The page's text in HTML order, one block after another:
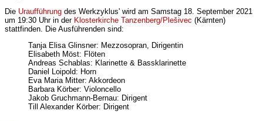
Die Uraufführung des Werkzyklus' wird am Samstag 18. September 2021
um 19:30 Uhr in der Klosterkirche Tanzenberg/Plešivec (Kärnten)
stattfinden. Die Ausführenden sind:
Tanja Elisa Glinsner: Mezzosopran, Dirigentin
Elisabeth Möst: Flöten
Andreas Schablas: Klarinette & Bassklarinette
Daniel Loipold: Horn
Eva Maria Mitter: Akkordeon
Barbara Körber: Violoncello
Jakob Gruchmann-Bernau: Dirigent
Till Alexander Körber: Dirigent